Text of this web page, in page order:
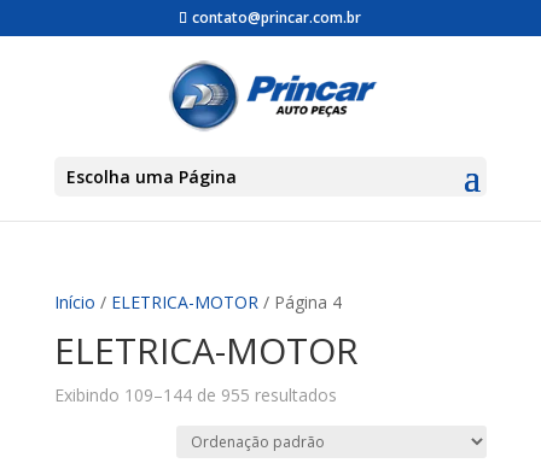
contato@princar.com.br
Escolha uma Página
Início / ELETRICA-MOTOR/ Página 4
ELETRICA-MOTOR
Exibindo 109–144 de 955 resultados